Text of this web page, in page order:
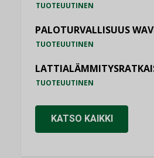
TUOTEUUTINEN
PALOTURVALLISUUS
TUOTEUUTINEN
TUOTEUUTINEN
KATSO KAIKKI